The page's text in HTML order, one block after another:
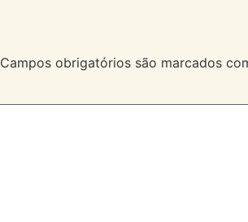
Campos obrigatórios são marcados